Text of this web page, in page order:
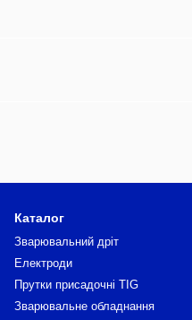
Каталог
Зварювальний дріт
Електроди
Прутки присадочні TIG
Зварювальне обладнання